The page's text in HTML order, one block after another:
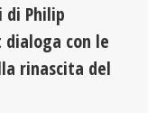
di Philip
dialoga con le
rinascita del